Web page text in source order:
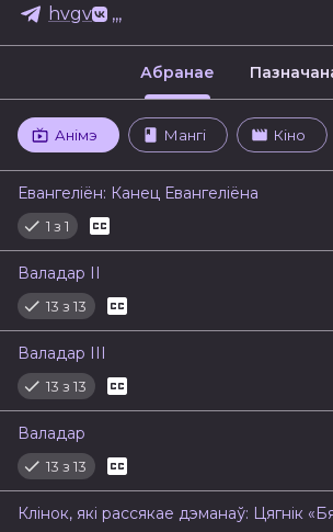
hvgv ,,,
Абранае
Анімэ Мангі Кіно
Евангеліён: Канец Евангеліёна
1 з 1
Валадар II
13 з 13
Валадар III
13 з 13
Валадар
13 з 13
Клінок, які рассякае дэманаў: Цягнік